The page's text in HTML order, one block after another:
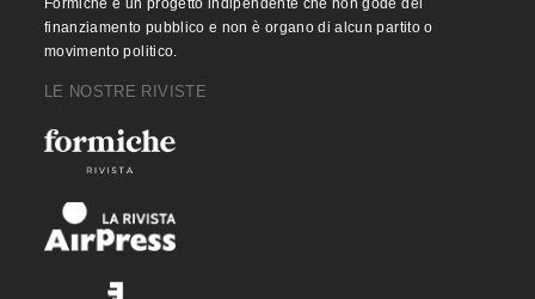
finanziamento pubblico e non è organo di alcun partito o
movimento politico.
LE NOSTRE RIVISTE